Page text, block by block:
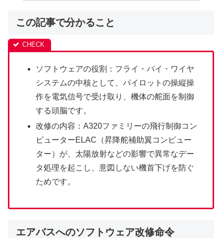
この記事で分かること
ソフトウェアの役割：フライ・バイ・ワイヤ
システムの中核として、パイロットの操縦操
作を電気信号で受け取り、機体の舵面を制御
する頭脳です。
改修の内容：A320ファミリーの飛行制御コン
ピューターELAC（昇降舵補助翼コンピュー
ター）が、太陽放射などの影響で異常なデー
タ処理を起こし、意図しない機首下げを防ぐ
ためです。
エアバスへのソフトウェア改修命令